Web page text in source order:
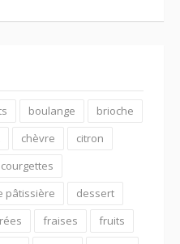
boulange
brioche
chèvre
citron
courgettes
pâtissière
dessert
fraises
fruits